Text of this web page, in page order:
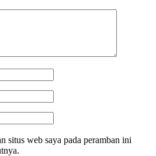
situs web saya pada peramban ini